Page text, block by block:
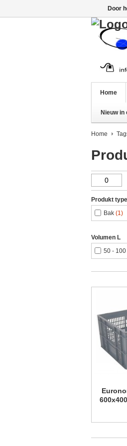
Home
Nieuw
Home
Produkt type
Bak (1)
Volumen L
50 - 100
Door